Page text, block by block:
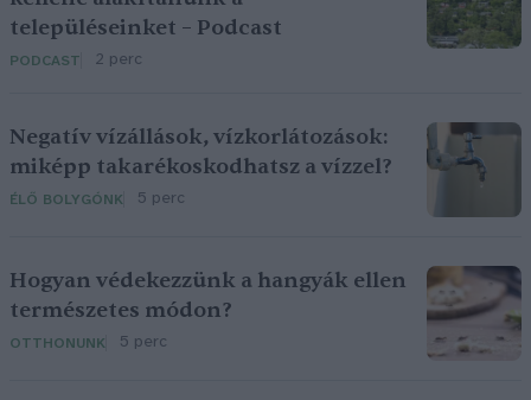
településeinket – Podcast
PODCAST 2 perc
Negatív vízállások, vízkorlátozások:
miképp takarékoskodhatsz a vízzel?
ÉLŐ BOLYGÓNK 5 perc
Hogyan védekezzünk a hangyák ellen
természetes módon?
OTTHONUNK 5 perc